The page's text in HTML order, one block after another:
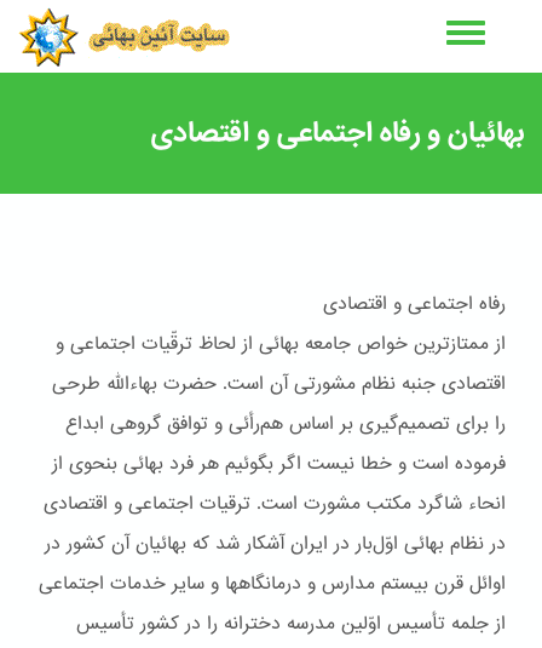
بهائیان و رفاه اجتماعی و اقتصادی
رفاه اجتماعى و اقتصادى
از ممتازترين خواص جامعه بهائی از لحاظ ترقّيات اجتماعی و
اقتصادی جنبه نظام مشورتی آن است. حضرت بهاءاللّه طرحی
را برای تصميم‌گيری بر اساس هم‌رأئی و توافق گروهی ابداع
فرموده است و خطا نيست اگر بگوئيم هر فرد بهائی بنحوی از
انحاء شاگرد مکتب مشورت است. ترقيات اجتماعی و اقتصادی
در نظام بهائی اوّل‌بار در ايران آشکار شد که بهائيان آن کشور در
اوائل قرن بيستم مدارس و درمانگاهها و ساير خدمات اجتماعی
از جلمه تأسيس اوّلين مدرسه دخترانه را در کشور تأسيس